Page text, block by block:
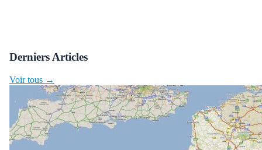
Derniers Articles
Voir tous →